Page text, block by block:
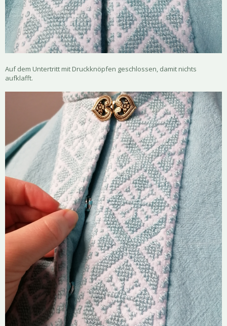
Auf dem Untertritt mit Druckknöpfen geschlossen, damit nichts
aufklafft.